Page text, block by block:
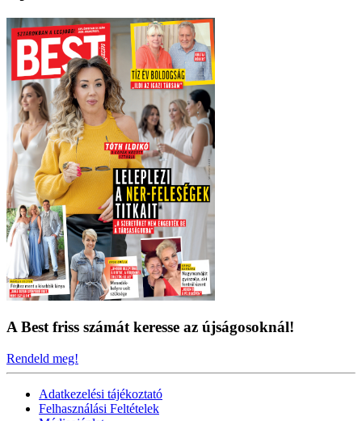
A Best friss számát keresse az újságosoknál!
Rendeld meg!
Adatkezelési tájékoztató
Felhasználási Feltételek